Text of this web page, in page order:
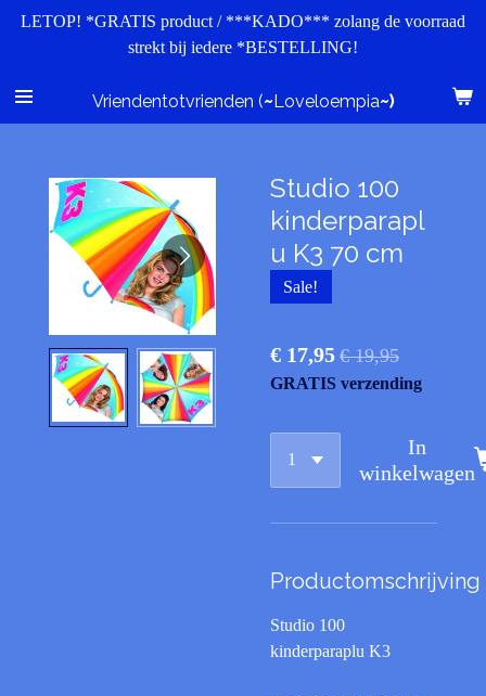
Ga
de
hoofdinhoud
Vriendentotvrienden (~Loveloempia~)
LETOP! *GRATIS product / ***KADO*** zolang de voorraad
strekt bij iedere *BESTELLING!
Studio 100
kinderparapl
u K3 70 cm
Sale!
€ 17,95 € 19,95
GRATIS verzending
In
winkelwagen
Productomschrijving
Studio 100
kinderparaplu K3